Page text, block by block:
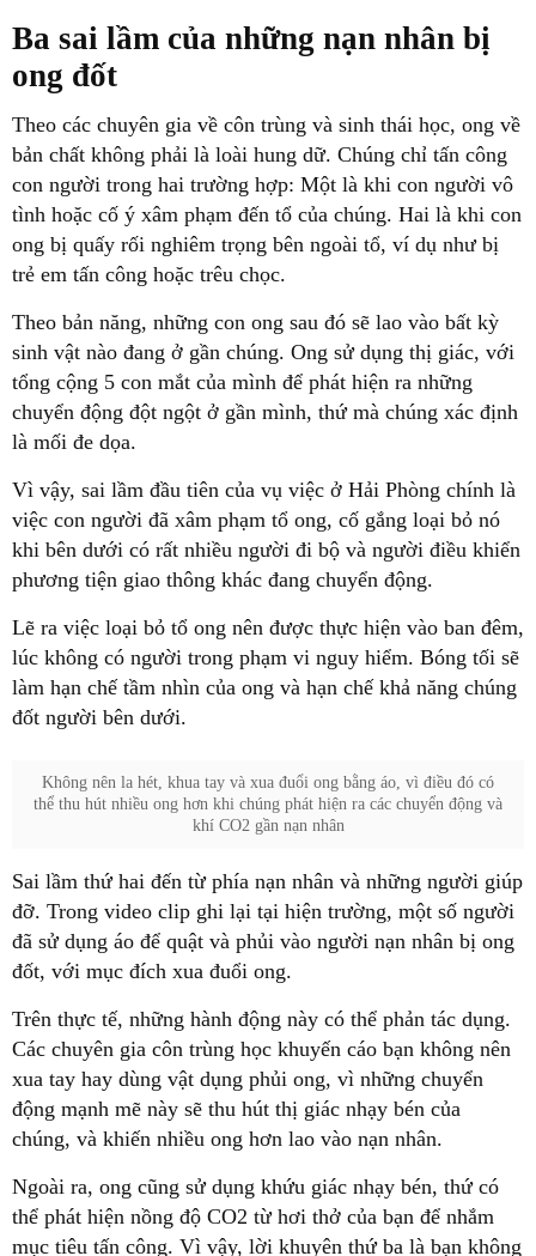
Ba sai lầm của những nạn nhân bị
ong đốt
Theo các chuyên gia về côn trùng và sinh thái học, ong về
bản chất không phải là loài hung dữ. Chúng chỉ tấn công
con người trong hai trường hợp: Một là khi con người vô
tình hoặc cố ý xâm phạm đến tổ của chúng. Hai là khi con
ong bị quấy rối nghiêm trọng bên ngoài tổ, ví dụ như bị
trẻ em tấn công hoặc trêu chọc.
Theo bản năng, những con ong sau đó sẽ lao vào bất kỳ
sinh vật nào đang ở gần chúng. Ong sử dụng thị giác, với
tổng cộng 5 con mắt của mình để phát hiện ra những
chuyển động đột ngột ở gần mình, thứ mà chúng xác định
là mối đe dọa.
Vì vậy, sai lầm đầu tiên của vụ việc ở Hải Phòng chính là
việc con người đã xâm phạm tổ ong, cố gắng loại bỏ nó
khi bên dưới có rất nhiều người đi bộ và người điều khiển
phương tiện giao thông khác đang chuyển động.
Lẽ ra việc loại bỏ tổ ong nên được thực hiện vào ban đêm,
lúc không có người trong phạm vi nguy hiểm. Bóng tối sẽ
làm hạn chế tầm nhìn của ong và hạn chế khả năng chúng
đốt người bên dưới.
Không nên la hét, khua tay và xua đuổi ong bằng áo, vì điều đó có
thể thu hút nhiều ong hơn khi chúng phát hiện ra các chuyển động và
khí CO2 gần nạn nhân
Sai lầm thứ hai đến từ phía nạn nhân và những người giúp
đỡ. Trong video clip ghi lại tại hiện trường, một số người
đã sử dụng áo để quật và phủi vào người nạn nhân bị ong
đốt, với mục đích xua đuổi ong.
Trên thực tế, những hành động này có thể phản tác dụng.
Các chuyên gia côn trùng học khuyến cáo bạn không nên
xua tay hay dùng vật dụng phủi ong, vì những chuyển
động mạnh mẽ này sẽ thu hút thị giác nhạy bén của
chúng, và khiến nhiều ong hơn lao vào nạn nhân.
Ngoài ra, ong cũng sử dụng khứu giác nhạy bén, thứ có
thể phát hiện nồng độ CO2 từ hơi thở của bạn để nhắm
mục tiêu tấn công. Vì vậy, lời khuyên thứ ba là bạn không